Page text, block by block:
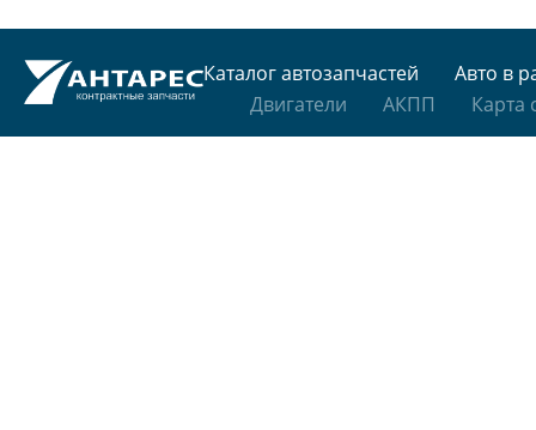
Каталог автозапчастей
Авто в
Двигатели
АКПП Карта